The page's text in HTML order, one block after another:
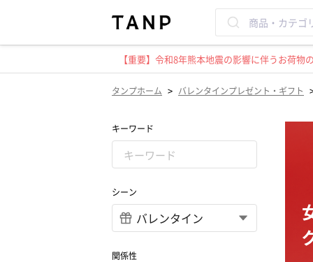
【重要】令和8年熊本地震の影響に伴うお荷
タンプホーム > バレンタインプレゼント・ギフト
キーワード
シーン
関係性